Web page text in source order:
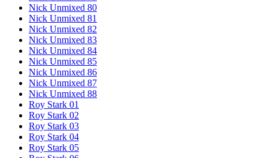
Nick Unmixed 80
Nick Unmixed 81
Nick Unmixed 82
Nick Unmixed 83
Nick Unmixed 84
Nick Unmixed 85
Nick Unmixed 86
Nick Unmixed 87
Nick Unmixed 88
Roy Stark 01
Roy Stark 02
Roy Stark 03
Roy Stark 04
Roy Stark 05